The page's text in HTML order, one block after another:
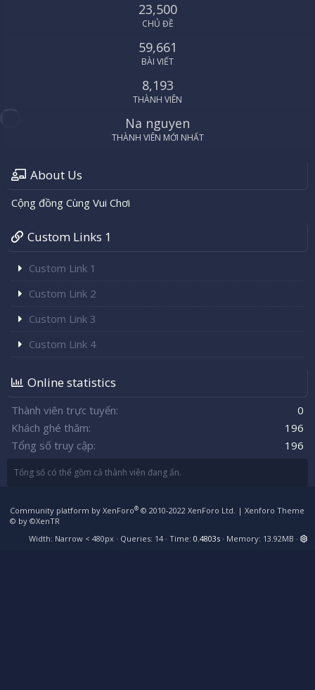
23,500
CHỦ ĐỀ
59,661
BÀI VIẾT
8,193
THÀNH VIÊN
Na nguyen
THÀNH VIÊN MỚI NHẤT
About Us
Cộng đồng Cùng Vui Chơi
Custom Links 1
Custom Link 1
Custom Link 2
Custom Link 3
Custom Link 4
Online statistics
Thành viên trực tuyến
0
Khách ghé thăm
196
Tổng số truy cập
196
Tổng số có thể gồm cả thành viên đang ẩn.
Community platform by XenForo® © 2010-2022 XenForo Ltd. | Xenforo Theme
© by ©XenTR
Width
Queries 14 Time 0.4803s Memory 13.92MB